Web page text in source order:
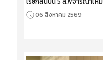
06 สิงหาคม 2569